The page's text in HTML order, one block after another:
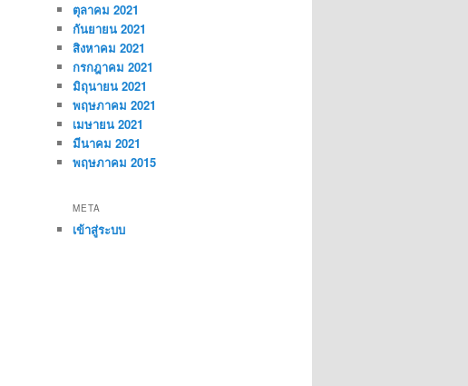
ตุลาคม 2021
กันยายน 2021
สิงหาคม 2021
กรกฎาคม 2021
มิถุนายน 2021
พฤษภาคม 2021
เมษายน 2021
มีนาคม 2021
พฤษภาคม 2015
META
เข้าสู่ระบบ